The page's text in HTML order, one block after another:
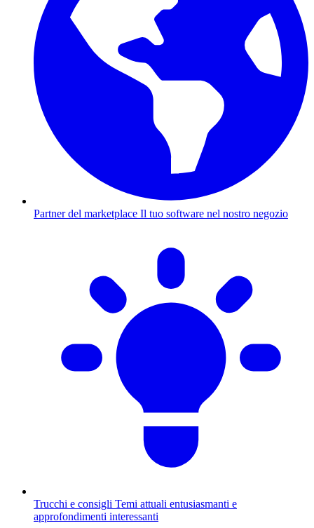
Partner del marketplace Il tuo software nel nostro negozio
Trucchi e consigli Temi attuali entusiasmanti e
approfondimenti interessanti